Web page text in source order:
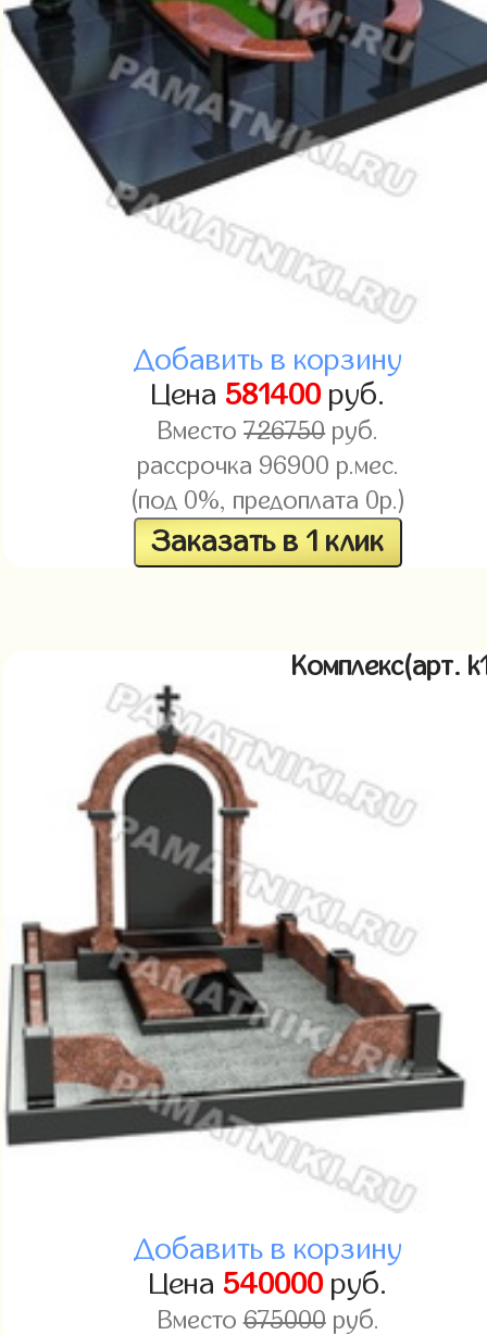
Добавить в корзину
Цена 581400руб.
Вместо726750руб.
рассрочка 96900 р.мес.
(под 0%, предоплата 0р.)
Заказать в 1 клик
Комплекс(арт.
Добавить в корзину
Цена 540000руб.
Вместо675000руб.